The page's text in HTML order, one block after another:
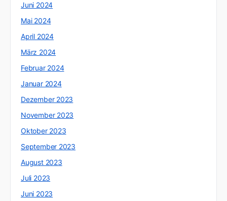
Juni 2024
Mai 2024
April 2024
März 2024
Februar 2024
Januar 2024
Dezember 2023
November 2023
Oktober 2023
September 2023
August 2023
Juli 2023
Juni 2023